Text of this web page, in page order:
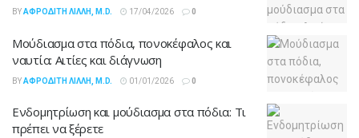
BYΑΦΡΟΔΊΤΗ ΛΙΛΛΉ, M.D. 17/04/2026 0
Μούδιασμα στα πόδια, πονοκέφαλος και
ναυτία: Αιτίες και διάγνωση
BYΑΦΡΟΔΊΤΗ ΛΙΛΛΉ, M.D. 01/01/2026 0
Ενδομητρίωση και μούδιασμα στα πόδια: Τι
πρέπει να ξέρετε